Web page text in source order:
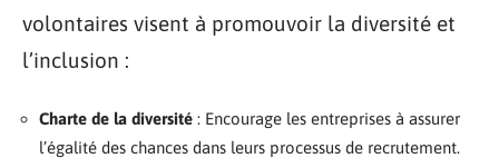
volontaires visent à promouvoir la diversité et
l’inclusion :
Charte de la diversité : Encourage les entreprises à assurer
l’égalité des chances dans leurs processus de recrutement.